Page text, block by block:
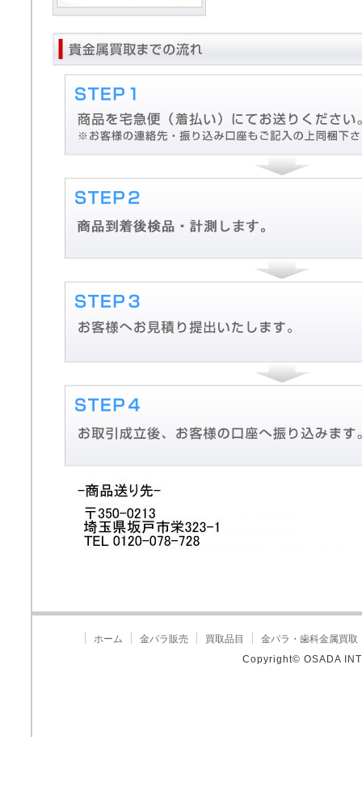
ホーム 金パラ販売 買取品目
金パラ・歯科金属買取
Copyright© OSADA